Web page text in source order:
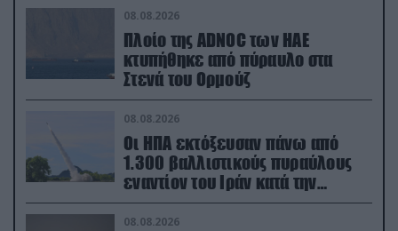
08.08.2026
Πλοίο της ADNOC των ΗΑΕ
κτυπήθηκε από πύραυλο στα
Στενά του Ορμούζ
08.08.2026
Οι ΗΠΑ εκτόξευσαν πάνω από
1.300 βαλλιστικούς πυραύλους
εναντίον του Ιράν κατά την
διάρκεια του πολέμου
08.08.2026